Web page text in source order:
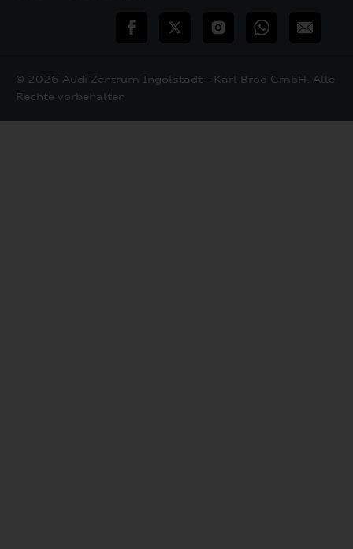
teilen Twitter InstagramWhatsApp
E-
© 2026 Audi Zentrum Ingolstadt - Karl Brod GmbH. Alle
Rechte vorbehalten